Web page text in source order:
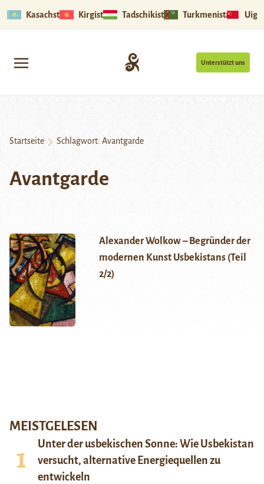
Kasachstan Kirgistan Tadschikistan Turkmenistan
Unterstützt uns
Startseite Schlagwort: Avantgarde
Avantgarde
Alexander Wolkow – Begründer der
modernen Kunst Usbekistans (Teil
2/2)
MEISTGELESEN
Unter der usbekischen Sonne: Wie Usbekistan
versucht, alternative Energiequellen zu
entwickeln